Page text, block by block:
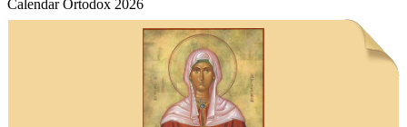
Calendar Ortodox 2026